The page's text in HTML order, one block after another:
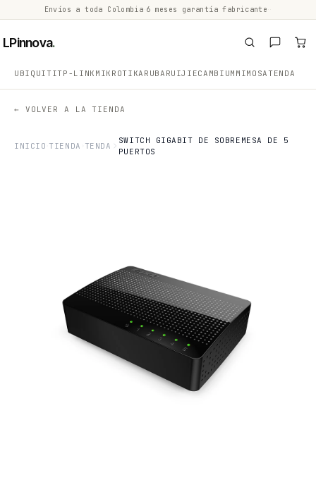
Envíos a toda Colombia 6 meses garantía fabricante
LPinnova.
UBIQUITITP-LINK MIKROTIKARUBA RUIJIECAMBIUM MIMOSATENDA
← VOLVER A LA TIENDA
INICIO TIENDA TENDA
SWITCH GIGABIT DE SOBREMESA DE 5
PUERTOS